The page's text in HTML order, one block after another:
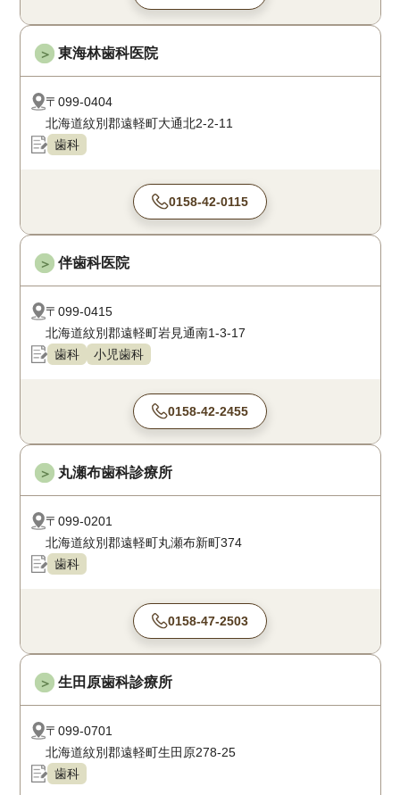
＞ 東海林歯科医院
〒099-0404
北海道紋別郡遠軽町大通北2-2-11
歯科
0158-42-0115
＞ 伴歯科医院
〒099-0415
北海道紋別郡遠軽町岩見通南1-3-17
歯科
小児歯科
0158-42-2455
＞ 丸瀬布歯科診療所
〒099-0201
北海道紋別郡遠軽町丸瀬布新町374
歯科
0158-47-2503
＞ 生田原歯科診療所
〒099-0701
北海道紋別郡遠軽町生田原278-25
歯科